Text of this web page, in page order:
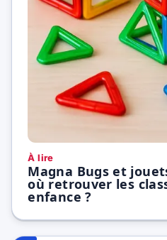
À lire
Magna Bugs et
où retrouver les
enfance ?